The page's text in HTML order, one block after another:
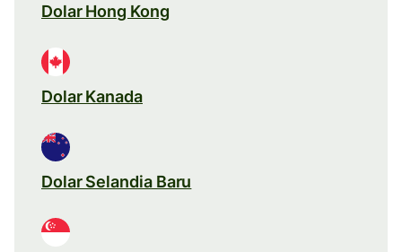
Dolar Hong Kong
Dolar Kanada
Dolar Selandia Baru